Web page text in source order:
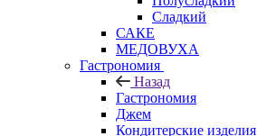
Сладкий
САКЕ
МЕДОВУХА
Гастрономия
Назад
Гастрономия
Джем
Кондитерские изделия